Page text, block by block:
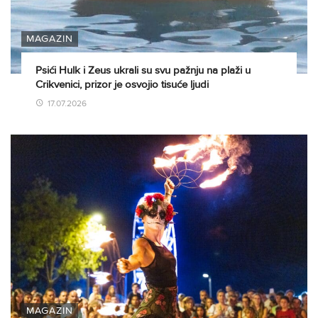
MAGAZIN
Psići Hulk i Zeus ukrali su svu pažnju na plaži u
Crikvenici, prizor je osvojio tisuće ljudi
17.07.2026
MAGAZIN